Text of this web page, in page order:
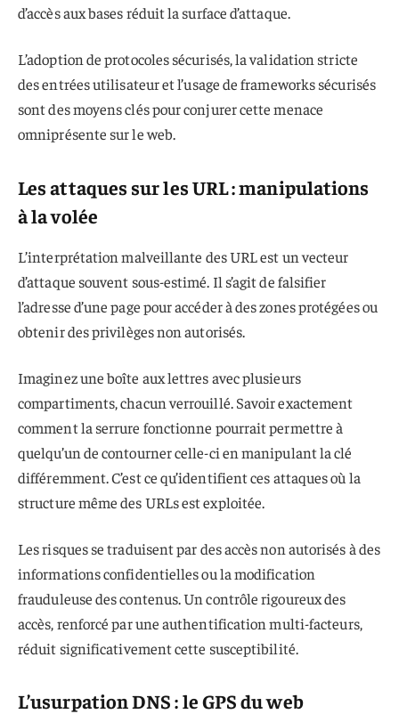
d’accès aux bases réduit la surface d’attaque.
L’adoption de protocoles sécurisés, la validation stricte
des entrées utilisateur et l’usage de frameworks sécurisés
sont des moyens clés pour conjurer cette menace
omniprésente sur le web.
Les attaques sur les URL : manipulations
à la volée
L’interprétation malveillante des URL est un vecteur
d’attaque souvent sous-estimé. Il s’agit de falsifier
l’adresse d’une page pour accéder à des zones protégées ou
obtenir des privilèges non autorisés.
Imaginez une boîte aux lettres avec plusieurs
compartiments, chacun verrouillé. Savoir exactement
comment la serrure fonctionne pourrait permettre à
quelqu’un de contourner celle-ci en manipulant la clé
différemment. C’est ce qu’identifient ces attaques où la
structure même des URLs est exploitée.
Les risques se traduisent par des accès non autorisés à des
informations confidentielles ou la modification
frauduleuse des contenus. Un contrôle rigoureux des
accès, renforcé par une authentification multi-facteurs,
réduit significativement cette susceptibilité.
L’usurpation DNS : le GPS du web